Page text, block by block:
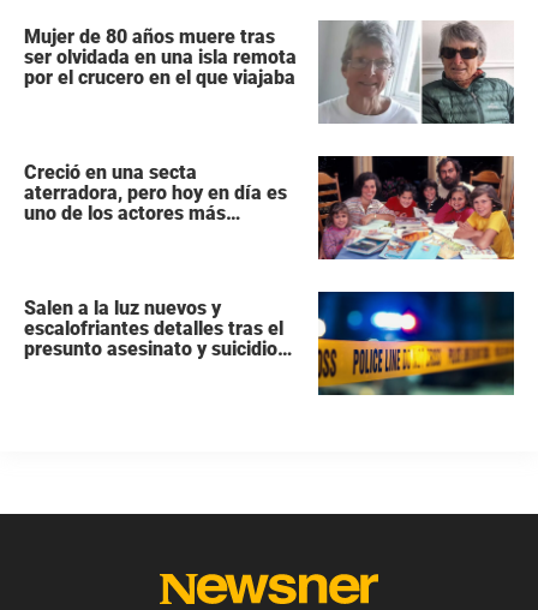
Mujer de 80 años muere tras
ser olvidada en una isla remota
por el crucero en el que viajaba
Creció en una secta
aterradora, pero hoy en día es
uno de los actores más
Salen a la luz nuevos y
escalofriantes detalles tras el
presunto asesinato y suicidio